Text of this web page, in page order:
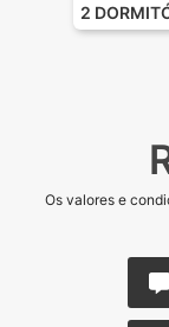
2
Os valores e